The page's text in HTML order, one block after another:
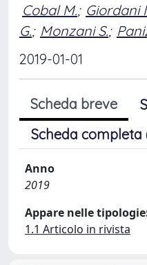
Cobal M.; Giordani
G.; Monzani S.;
2019-01-01
Scheda breve
Scheda completa
Anno
2019
Appare nelle
1.1 Articolo in rivista